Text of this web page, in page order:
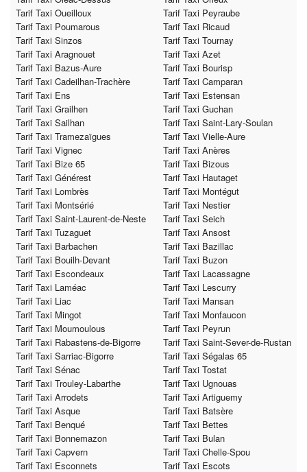
Tarif Taxi Oueilloux
Tarif Taxi Peyraube
Tarif Taxi Poumarous
Tarif Taxi Ricaud
Tarif Taxi Sinzos
Tarif Taxi Tournay
Tarif Taxi Aragnouet
Tarif Taxi Azet
Tarif Taxi Bazus-Aure
Tarif Taxi Bourisp
Tarif Taxi Cadeilhan-Trachère
Tarif Taxi Camparan
Tarif Taxi Ens
Tarif Taxi Estensan
Tarif Taxi Grailhen
Tarif Taxi Guchan
Tarif Taxi Sailhan
Tarif Taxi Saint-Lary-Soulan
Tarif Taxi Tramezaïgues
Tarif Taxi Vielle-Aure
Tarif Taxi Vignec
Tarif Taxi Anères
Tarif Taxi Bize 65
Tarif Taxi Bizous
Tarif Taxi Générest
Tarif Taxi Hautaget
Tarif Taxi Lombrès
Tarif Taxi Montégut
Tarif Taxi Montsérié
Tarif Taxi Nestier
Tarif Taxi Saint-Laurent-de-Neste
Tarif Taxi Seich
Tarif Taxi Tuzaguet
Tarif Taxi Ansost
Tarif Taxi Barbachen
Tarif Taxi Bazillac
Tarif Taxi Bouilh-Devant
Tarif Taxi Buzon
Tarif Taxi Escondeaux
Tarif Taxi Lacassagne
Tarif Taxi Laméac
Tarif Taxi Lescurry
Tarif Taxi Liac
Tarif Taxi Mansan
Tarif Taxi Mingot
Tarif Taxi Monfaucon
Tarif Taxi Moumoulous
Tarif Taxi Peyrun
Tarif Taxi Rabastens-de-Bigorre
Tarif Taxi Saint-Sever-de-Rustan
Tarif Taxi Sarriac-Bigorre
Tarif Taxi Ségalas 65
Tarif Taxi Sénac
Tarif Taxi Tostat
Tarif Taxi Trouley-Labarthe
Tarif Taxi Ugnouas
Tarif Taxi Arrodets
Tarif Taxi Artiguemy
Tarif Taxi Asque
Tarif Taxi Batsère
Tarif Taxi Benqué
Tarif Taxi Bettes
Tarif Taxi Bonnemazon
Tarif Taxi Bulan
Tarif Taxi Capvern
Tarif Taxi Chelle-Spou
Tarif Taxi Esconnets
Tarif Taxi Escots